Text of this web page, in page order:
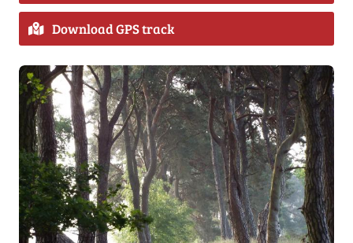
Download GPS track